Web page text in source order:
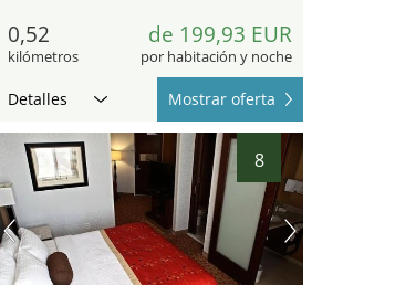
0,52
kilómetros
de 199,93 EUR
por habitación y noche
Detalles Mostrar oferta
8